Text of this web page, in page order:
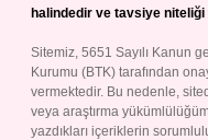
halindedir ve tavsiye niteliği
Sitemiz, 5651 Sayılı Kanun
Kurumu (BTK) tarafından
vermektedir. Bu nedenle,
veya araştırma
yazdıkları içeriklerin